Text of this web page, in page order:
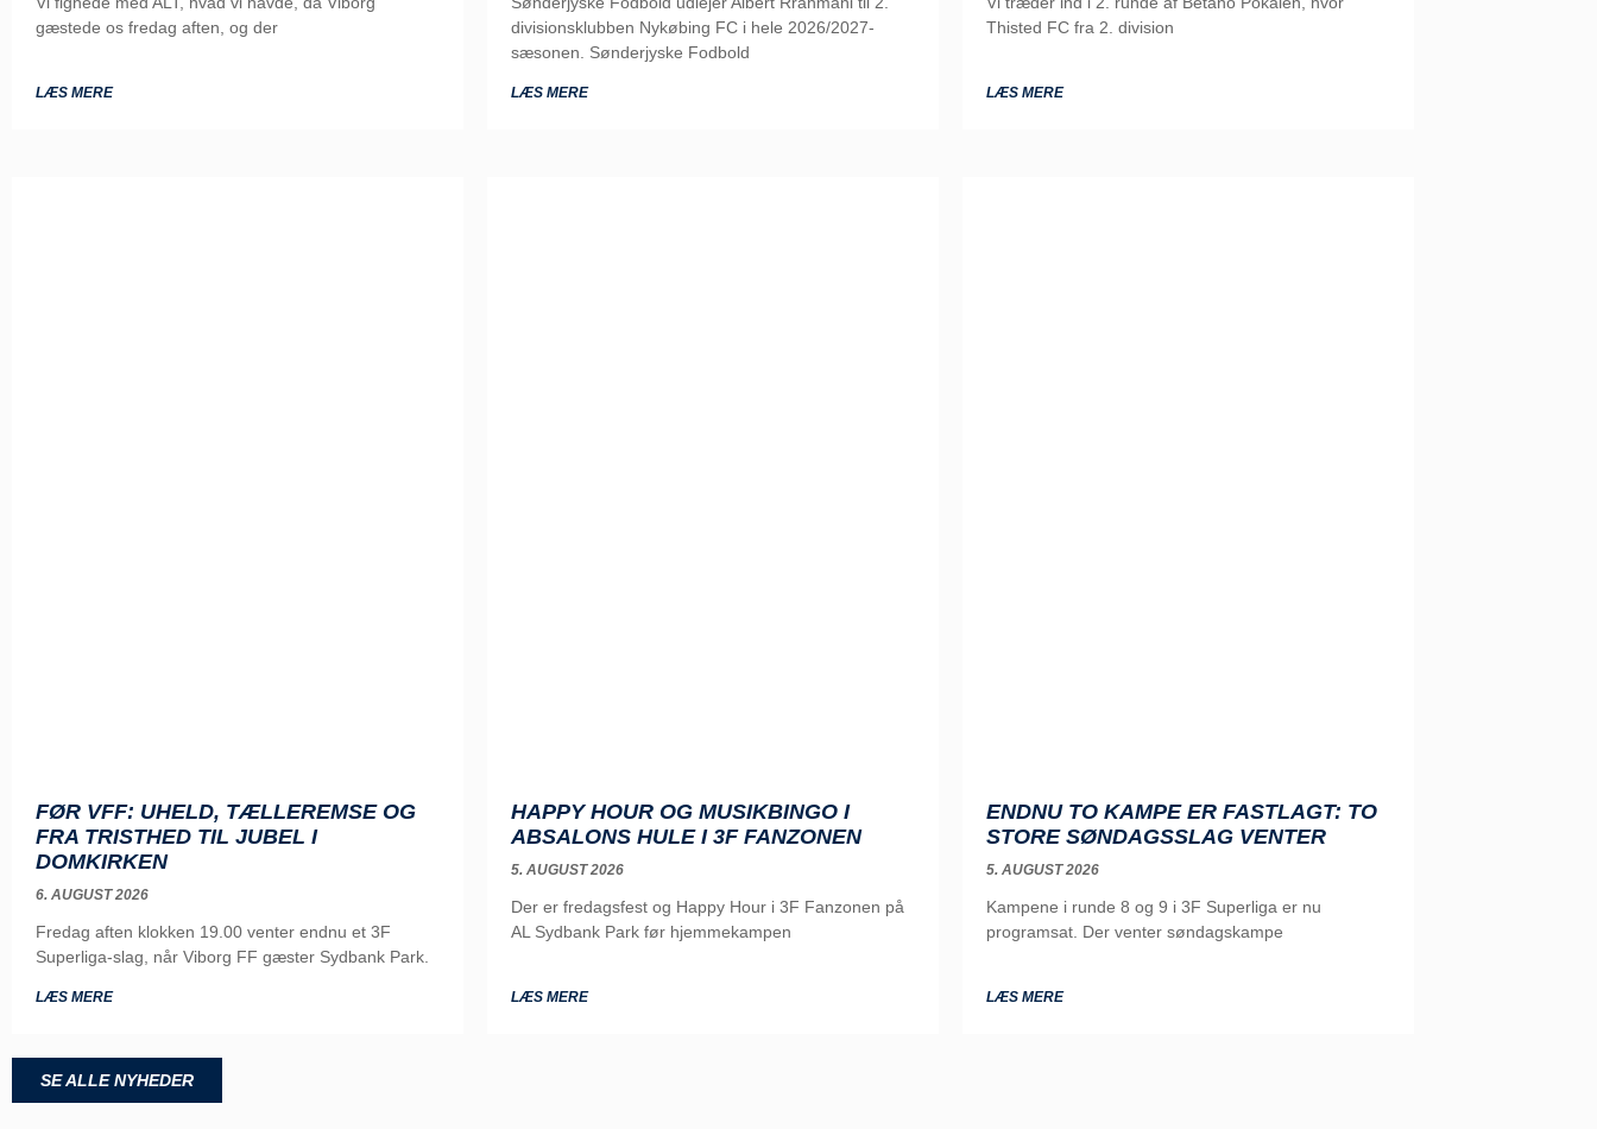
gæstede os fredag aften, og der
LÆS MERE
divisionsklubben Nykøbing FC i hele 2026/2027-
sæsonen. Sønderjyske Fodbold
LÆS MERE
Thisted FC fra 2. division
LÆS MERE
FØR VFF: UHELD, TÆLLEREMSE OG
FRA TRISTHED TIL JUBEL I
DOMKIRKEN
6. AUGUST 2026
Fredag aften klokken 19.00 venter endnu et 3F
Superliga-slag, når Viborg FF gæster Sydbank Park.
LÆS MERE
HAPPY HOUR OG MUSIKBINGO I
ABSALONS HULE I 3F FANZONEN
5. AUGUST 2026
Der er fredagsfest og Happy Hour i 3F Fanzonen på
AL Sydbank Park før hjemmekampen
LÆS MERE
ENDNU TO KAMPE ER FASTLAGT: TO
STORE SØNDAGSSLAG VENTER
5. AUGUST 2026
Kampene i runde 8 og 9 i 3F Superliga er nu
programsat. Der venter søndagskampe
LÆS MERE
SE ALLE NYHEDER